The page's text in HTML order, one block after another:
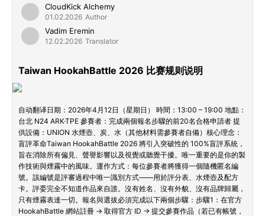
CloudKick Alchemy
01.02.2026 Author
Vadim Eremin
12.02.2026 Translator
Taiwan HookahBattle 2026 比赛规则说明
自动翻译日期：2026年4月12日（星期日） 時間：13:00 – 19:00 地點：
台北 N24 ARK·TPE 參賽者：完成兩個報名步驟的前20名合格申請者 提
供設備：UNION 水煙壺、炭、水（其他材料需參賽者自備）核心理念：
盲評革命Taiwan HookahBattle 2026 將引入突破性的 100%盲評系統，
旨在消除所有偏見、聲譽影響以及視覺或聽覺干擾。唯一重要的是你的製
作技術與煙霧中的風味。運作方式：每位參賽者將獲得一個隨機匿名編
號。該編號是評審過程中唯一識別方式——用於評分表、水煙壺及配方
卡。評委完全不知道作品來自誰。沒有姓名、沒有外貌、沒有品牌歸屬，
只有煙霧表達一切。報名與選拔必須完成以下兩個步驟：步驟1：在官方
HookahBattle 網站註冊 → 取得官方 ID → 提交參賽作品（若已有帳號，